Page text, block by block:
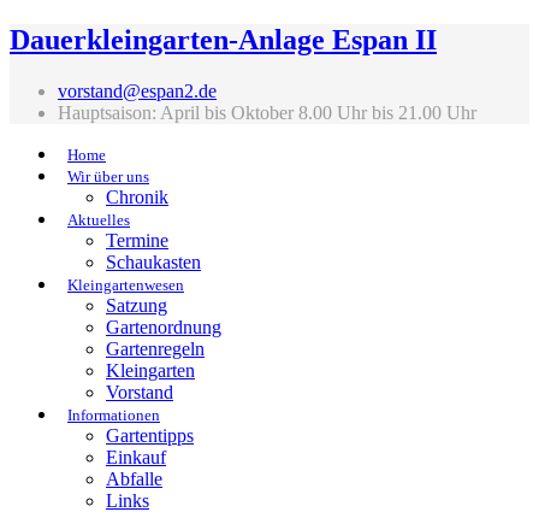
Dauerkleingarten-Anlage Espan II
vorstand@espan2.de
Hauptsaison: April bis Oktober 8.00 Uhr bis 21.00 Uhr
Home
Wir über uns
Chronik
Aktuelles
Termine
Schaukasten
Kleingartenwesen
Satzung
Gartenordnung
Gartenregeln
Kleingarten
Vorstand
Informationen
Gartentipps
Einkauf
Abfalle
Links